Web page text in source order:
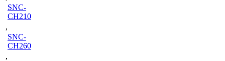
SNC-
CH210
,
SNC-
CH260
,